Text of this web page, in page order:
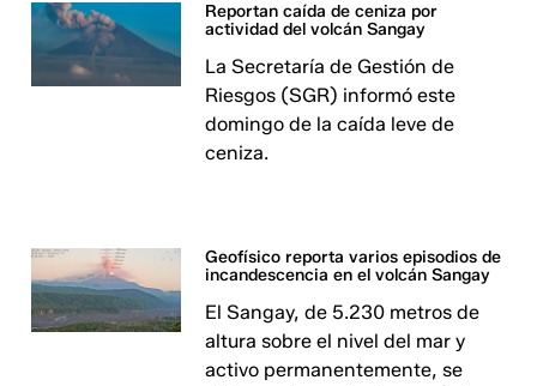
Reportan caída de ceniza por
actividad del volcán Sangay
La Secretaría de Gestión de
Riesgos (SGR) informó este
domingo de la caída leve de
ceniza.
Geofísico reporta varios episodios de
incandescencia en el volcán Sangay
El Sangay, de 5.230 metros de
altura sobre el nivel del mar y
activo permanentemente, se